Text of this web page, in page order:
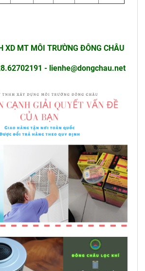
XD MT MÔI TRƯỜNG ĐÔNG CHÂU
- lienhe@dongchau.net